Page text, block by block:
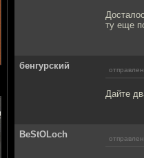
ту еще
бенгурский
Дайте
BeStOLoch